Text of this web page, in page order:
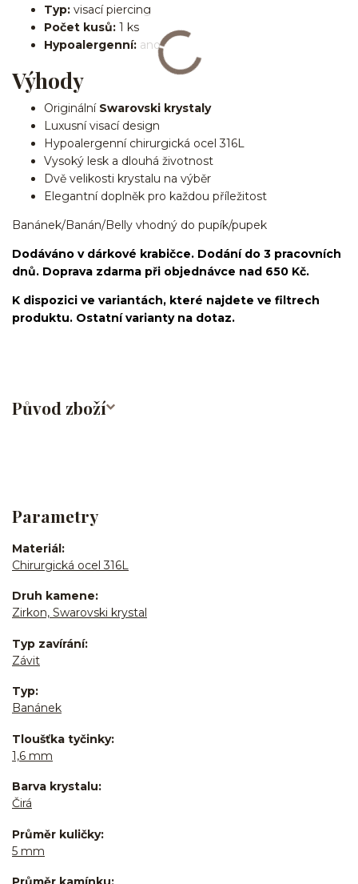
Typ: visací piercing
Počet kusů: 1 ks
Hypoalergenní: ano
Výhody
Originální Swarovski krystaly
Luxusní visací design
Hypoalergenní chirurgická ocel 316L
Vysoký lesk a dlouhá životnost
Dvě velikosti krystalu na výběr
Elegantní doplněk pro každou příležitost
Banánek/Banán/Belly vhodný do pupík/pupek
Dodáváno v dárkové krabičce. Dodání do 3 pracovních
dnů. Doprava zdarma při objednávce nad 650 Kč.
K dispozici ve variantách, které najdete ve filtrech
produktu. Ostatní varianty na dotaz.
Původ zboží
Parametry
Materiál
Chirurgická ocel 316L
Druh kamene
Zirkon, Swarovski krystal
Typ zavírání
Závit
Typ
Banánek
Tloušťka tyčinky
1,6 mm
Barva krystalu
Čirá
Průměr kuličky
5 mm